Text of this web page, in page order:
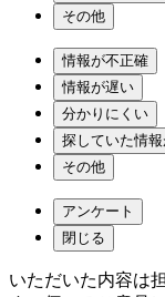
その他
情報が不正確
情報が遅い
分かりにくい
探していた情
その他
アンケート
閉じる
いただいた内容は